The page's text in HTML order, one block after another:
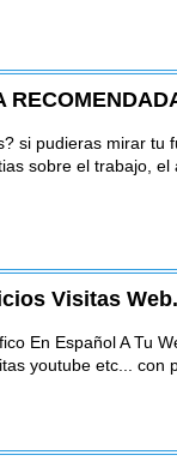
si pudieras mirar tu
sobre el trabajo, el
Visitas
En Español A Tu
youtube etc... con